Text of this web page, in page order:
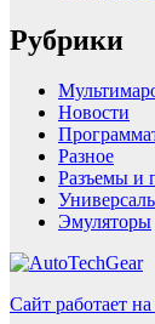
Рубрики
Новости
Разное
Разъемы и
Эмуляторы
Сайт работает